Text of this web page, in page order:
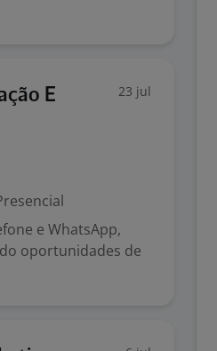
E
23 jul
e WhatsApp,
oportunidades de